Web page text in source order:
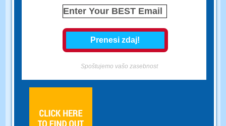
Spoštujemo vašo zasebnost